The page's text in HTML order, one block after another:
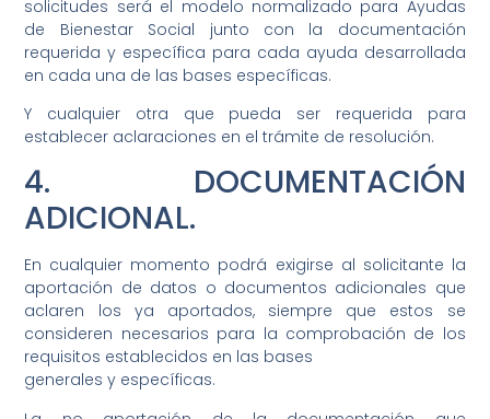
solicitudes será el modelo normalizado para Ayudas
de Bienestar Social junto con la documentación
requerida y específica para cada ayuda desarrollada
en cada una de las bases específicas.
Y cualquier otra que pueda ser requerida para
establecer aclaraciones en el trámite de resolución.
4. DOCUMENTACIÓN
ADICIONAL.
En cualquier momento podrá exigirse al solicitante la
aportación de datos o documentos adicionales que
aclaren los ya aportados, siempre que estos se
consideren necesarios para la comprobación de los
requisitos establecidos en las bases
generales y específicas.